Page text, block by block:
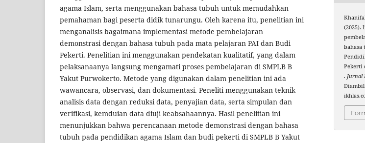
agama Islam, serta menggunakan bahasa tubuh untuk memudahkan
pemahaman bagi peserta didik tunarungu. Oleh karena itu, penelitian ini
menganalisis bagaimana implementasi metode pembelajaran
demonstrasi dengan bahasa tubuh pada mata pelajaran PAI dan Budi
Pekerti. Penelitian ini menggunakan pendekatan kualitatif, yang dalam
pelaksanaanya langsung mengamati proses pembelajaran di SMPLB B
Yakut Purwokerto. Metode yang digunakan dalam penelitian ini ada
wawancara, observasi, dan dokumentasi. Peneliti menggunakan teknik
analisis data dengan reduksi data, penyajian data, serta simpulan dan
verifikasi, kemduian data diuji keabsahaannya. Hasil penelitian ini
menunjukkan bahwa perencanaan metode demonstrasi dengan bahasa
tubuh pada pendidikan agama Islam dan budi pekerti di SMPLB B Yakut
(2025).
bahasa
Pekerti
. Jurnal